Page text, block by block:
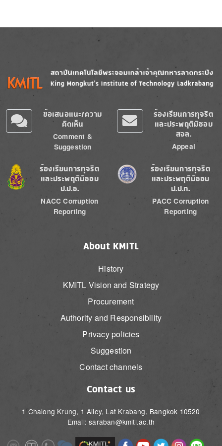
Image
ข้อเสนอแนะ/ความ
คิดเห็น
Comment &
Suggestion
ร้องเรียนการทุจริต
และประพฤติมิชอบ
สจล.
Appeal
Image
ร้องเรียนการทุจริต
และประพฤติมิชอบ
ป.ป.ช.
NACC Corruption
Reporting
Image
ร้องเรียนการทุจริต
และประพฤติมิชอบ
ป.ป.ท.
PACC Corruption
Reporting
About KMITL
History
KMITL Vision and Strategy
Procurement
Authority and Responsibility
Privacy policies
Suggestion
Contact channels
Contact us
1 Chalong Krung, 1 Alley, Lat Krabang, Bangkok 10520
Email: saraban@kmitl.ac.th
Image Image ImageImageImageImageImage